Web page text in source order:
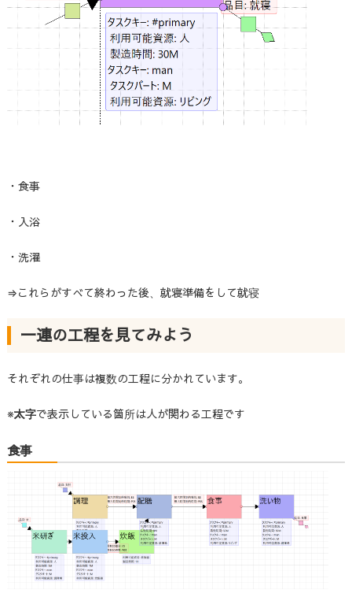
・食事
・入浴
・洗濯
⇒これらがすべて終わった後、就寝準備をして就寝
一連の工程を見てみよう
それぞれの仕事は複数の工程に分かれています。
※太字で表示している箇所は人が関わる工程です
食事